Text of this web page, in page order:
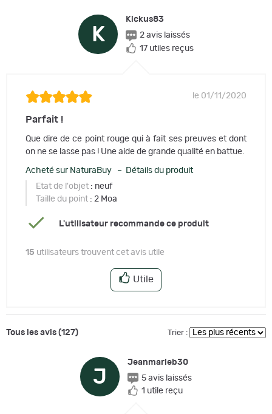
K
Kickus83
2 avis laissés
17 utiles reçus
le 01/11/2020
Parfait !
Que dire de ce point rouge qui à fait ses preuves et dont
on ne se lasse pas ! Une aide de grande qualité en battue.
Acheté sur NaturaBuy – Détails du produit
Etat de l'objet : neuf
Taille du point : 2 Moa
L'utilisateur recommande ce produit
15 utilisateurs trouvent cet avis utile
Utile
Tous les avis (127) Trier :
J
Jeanmarieb30
5 avis laissés
1 utile reçu